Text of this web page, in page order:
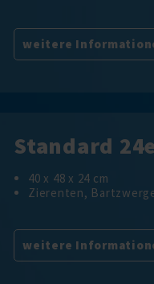
weitere
Standard
40 x 48 x 24 cm
Zierenten,
weitere